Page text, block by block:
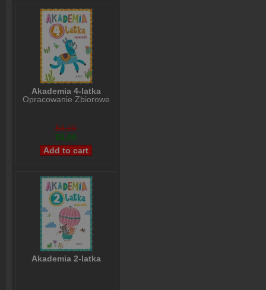
Akademia 4-latka
Opracowanie Zbiorowe
$4,00
$3,00
Akademia 2-latka